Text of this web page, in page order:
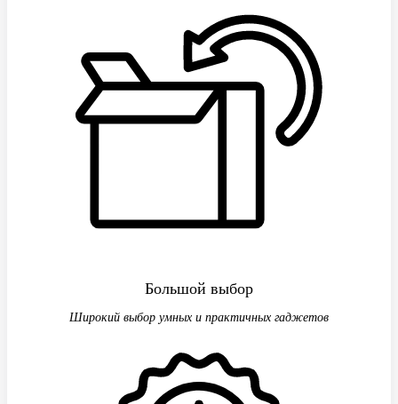
Большой выбор
Широкий выбор умных и практичных гаджетов